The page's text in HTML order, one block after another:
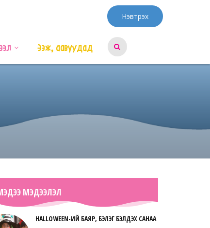
Нэвтрэх
Ээж, аавуудад
МЭДЭЭЛЭЛ
HALLOWEEN-ИЙ БАЯР, БЭЛЭГ БЭЛДЭХ САНАА